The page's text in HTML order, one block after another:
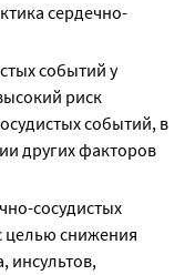
сердечно-
событий у
риск
событий, в
других факторов
сосудистых
целью снижения
инсультов,